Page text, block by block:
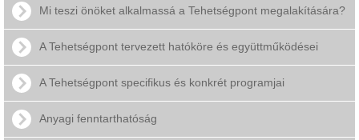
Mi teszi önöket alkalmassá a Tehetségpont megalakítására?
A Tehetségpont tervezett hatóköre és együttműködései
A Tehetségpont specifikus és konkrét programjai
Anyagi fenntarthatóság